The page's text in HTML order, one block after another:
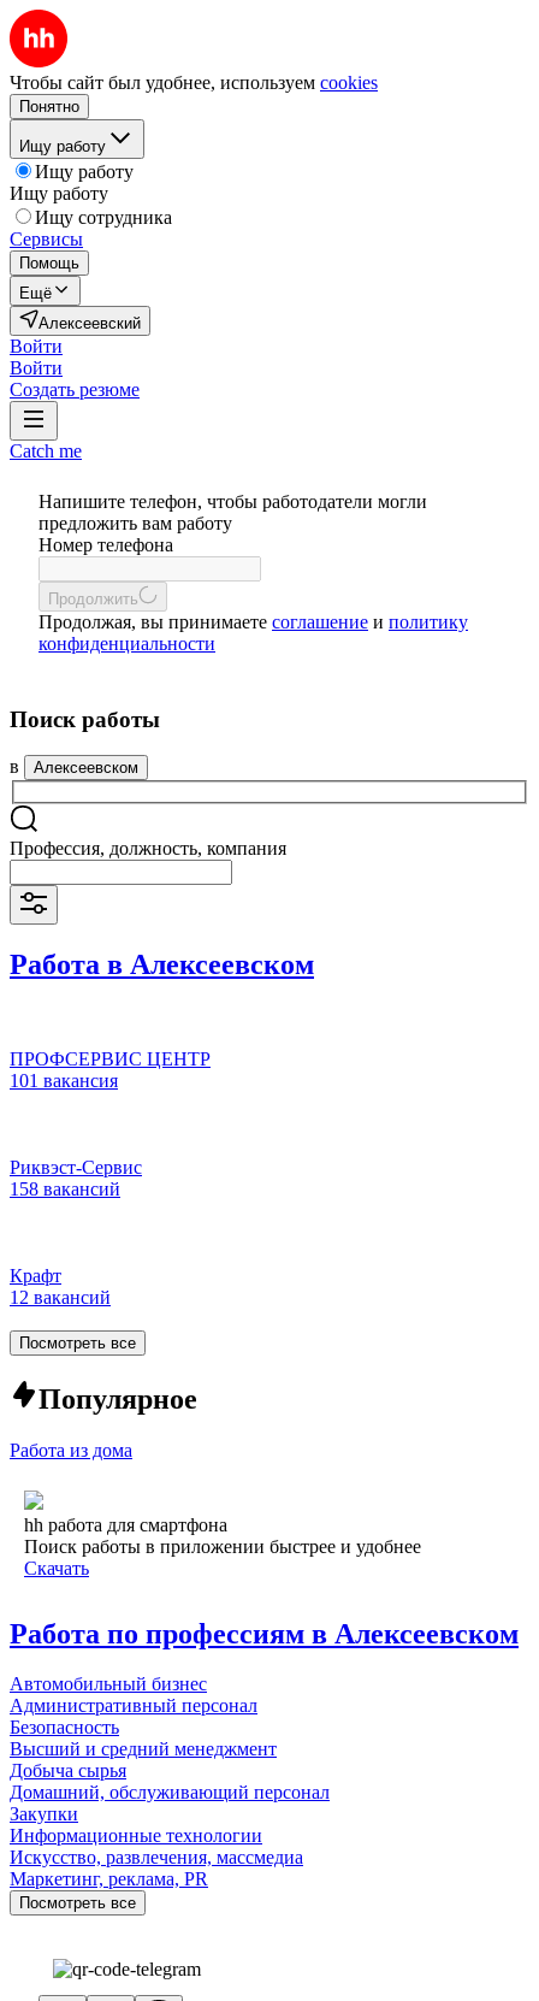
Чтобы сайт был удобнее, используем cookies
Понятно
Ищу работу
Ищу работу
Ищу работу
Ищу сотрудника
Сервисы
Помощь
Ещё
Алексеевский
Войти
Войти
Создать резюме
Catch me
Напишите телефон, чтобы работодатели могли
предложить вам работу
Номер телефона
Продолжить
Продолжая, вы принимаете соглашение и политику
конфиденциальности
Поиск работы
в Алексеевском
Профессия, должность, компания
Работа в Алексеевском
ПРОФСЕРВИС ЦЕНТР
101 вакансия
Риквэст-Сервис
158 вакансий
Крафт
12 вакансий
Посмотреть все
Популярное
Работа из дома
hh работа для смартфона
Поиск работы в приложении быстрее и удобнее
Скачать
Работа по профессиям в Алексеевском
Автомобильный бизнес
Административный персонал
Безопасность
Высший и средний менеджмент
Добыча сырья
Домашний, обслуживающий персонал
Закупки
Информационные технологии
Искусство, развлечения, массмедиа
Маркетинг, реклама, PR
Посмотреть все